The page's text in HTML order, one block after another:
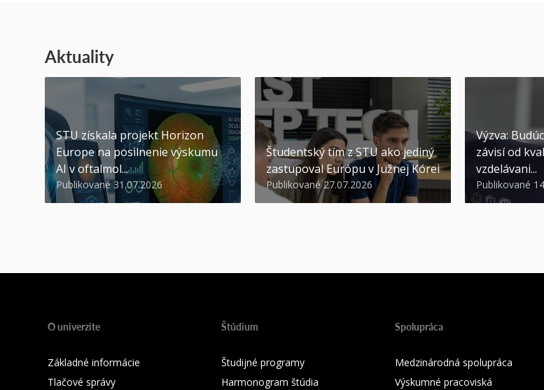
Aktuality
STU získala projekt Horizon
Europe na posilnenie výskumu
AI v oftalmol...
Publikované 31.07.2026
Študentský tím z STU ako jediný
zastupoval Európu v Južnej Kórei
Publikované 27.07.2026
Výzva:
závisí od
vzdelávani...
Publikované
O univerzite
Základné informácie
Tlačové správy
Štúdium
Študijné programy
Harmonogram štúdia
Spolupráca
Medzinárodná spolupráca
Výskumné pracoviská